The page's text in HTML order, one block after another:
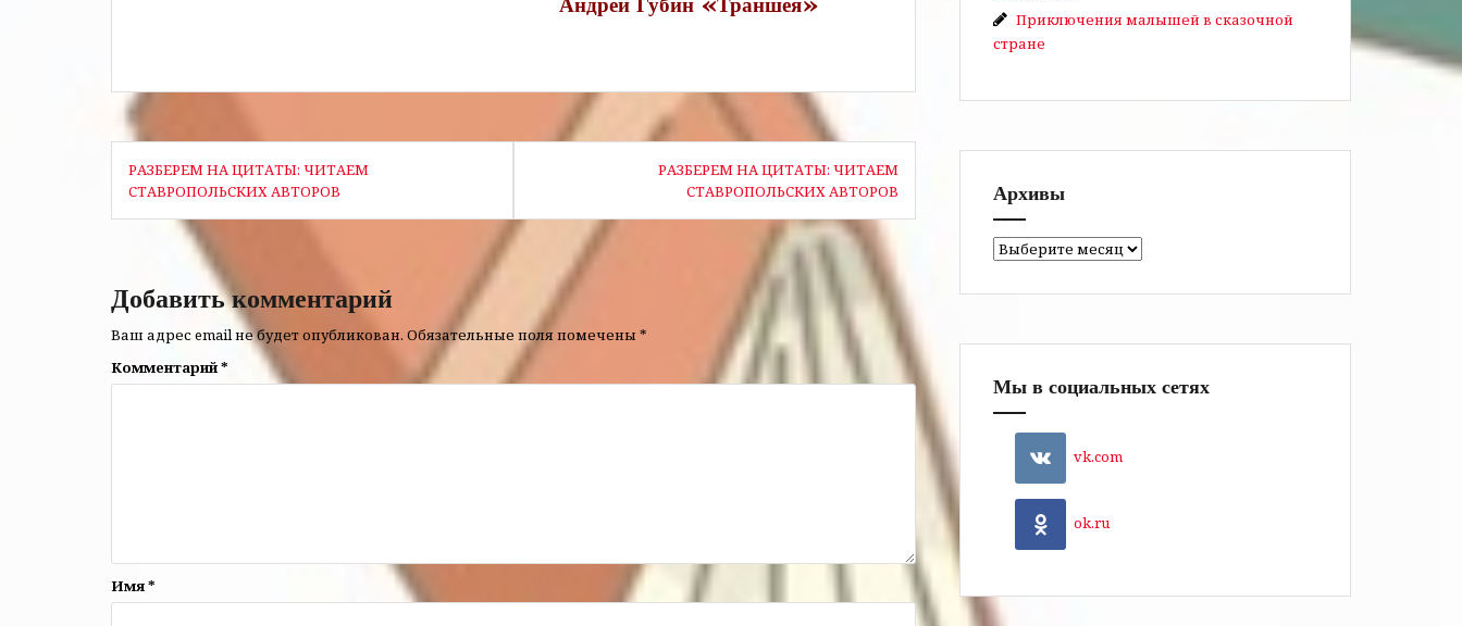
Навигация
по
записям
РАЗБЕРЕМ НА ЦИТАТЫ: ЧИТАЕМ
СТАВРОПОЛЬСКИХ АВТОРОВ
РАЗБЕРЕМ НА ЦИТАТЫ: ЧИТАЕМ
СТАВРОПОЛЬСКИХ АВТОРОВ
Добавить комментарий
Ваш адрес email не будет опубликован. Обязательные поля помечены *
Комментарий*
Имя*
Приключения малышей в сказочной
стране
Архивы
Архивы
Мы в социальных сетях
vk.com
ok.ru